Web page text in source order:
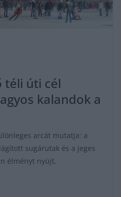
téli úti cél
kalandok a
arcát mutatja: a
sugárutak és a jeges
élményt nyújt,